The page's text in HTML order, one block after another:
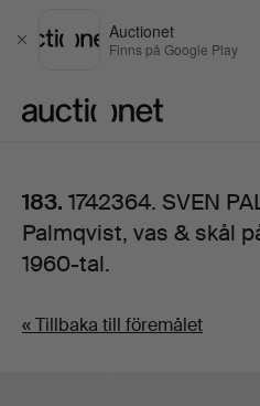
Stäng
Auctionet
Finns på Google Play
183. 1742364. SVEN
Palmqvist, vas & skål
1960-tal.
« Tillbaka till föremålet